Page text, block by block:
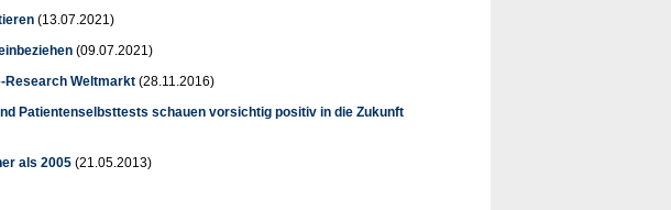
(13.07.2021)
(09.07.2021)
Research Weltmarkt (28.11.2016)
Patientenselbsttests schauen vorsichtig positiv in die Zukunft
als 2005 (21.05.2013)